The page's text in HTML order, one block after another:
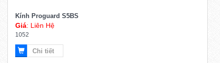
Kính Proguard S5BS
Giá: Liên Hệ
1052
Chi tiết